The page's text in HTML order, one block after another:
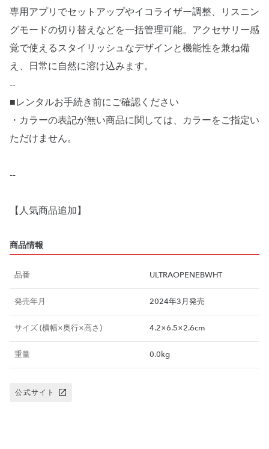
専用アプリでセットアップやイコライザー調整、リスニン
グモードの切り替えなどを一括管理可能。アクセサリー感
覚で使えるスタイリッシュなデザインと機能性を兼ね備
え、日常に自然に溶け込みます。
--
■レンタルお手続き前にご確認ください
・カラーの表記が無い商品に関しては、カラーをご指定い
ただけません。
--
【人気商品追加】
商品情報
品番 ULTRAOPENEBWHT
発売年月 2024年3月発売
サイズ (横幅×奥行×高さ) 4.2×6.5×2.6cm
重量 0.0kg
公式サイト